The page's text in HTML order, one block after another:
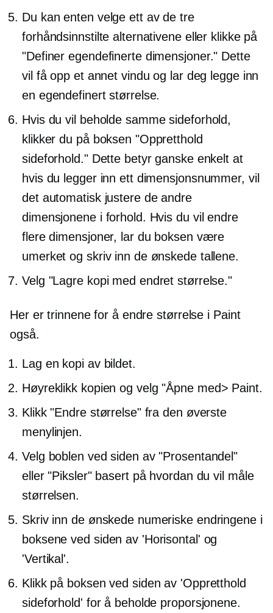
Du kan enten velge ett av de tre
forhåndsinnstilte alternativene eller klikke på
"Definer egendefinerte dimensjoner." Dette
vil få opp et annet vindu og lar deg legge inn
en egendefinert størrelse.
Hvis du vil beholde samme sideforhold,
klikker du på boksen "Oppretthold
sideforhold." Dette betyr ganske enkelt at
hvis du legger inn ett dimensjonsnummer, vil
det automatisk justere de andre
dimensjonene i forhold. Hvis du vil endre
flere dimensjoner, lar du boksen være
umerket og skriv inn de ønskede tallene.
Velg "Lagre kopi med endret størrelse."
Her er trinnene for å endre størrelse i Paint
også.
Lag en kopi av bildet.
Høyreklikk kopien og velg "Åpne med> Paint.
Klikk "Endre størrelse" fra den øverste
menylinjen.
Velg boblen ved siden av "Prosentandel"
eller "Piksler" basert på hvordan du vil måle
størrelsen.
Skriv inn de ønskede numeriske endringene i
boksene ved siden av 'Horisontal' og
'Vertikal'.
Klikk på boksen ved siden av 'Oppretthold
sideforhold' for å beholde proporsjonene.